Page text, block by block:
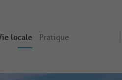
locale Pratique